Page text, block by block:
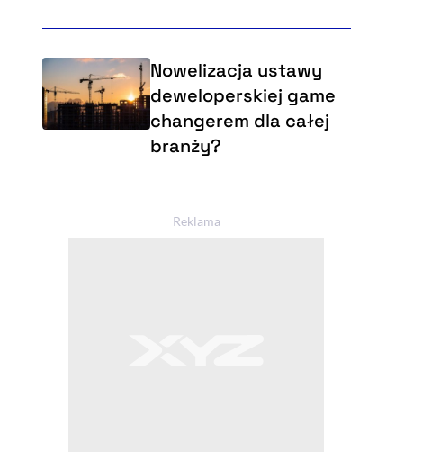
Nowelizacja ustawy
deweloperskiej game
changerem dla całej
branży?